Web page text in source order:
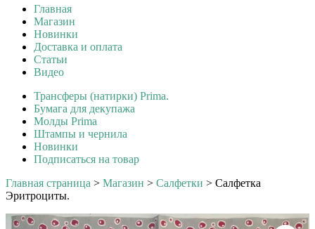
Главная
Магазин
Новинки
Доставка и оплата
Статьи
Видео
Трансферы (натирки) Prima.
Бумага для декупажа
Молды Prima
Штампы и чернила
Новинки
Подписаться на товар
Главная страница > Магазин > Салфетки > Салфетка
Эритроциты.